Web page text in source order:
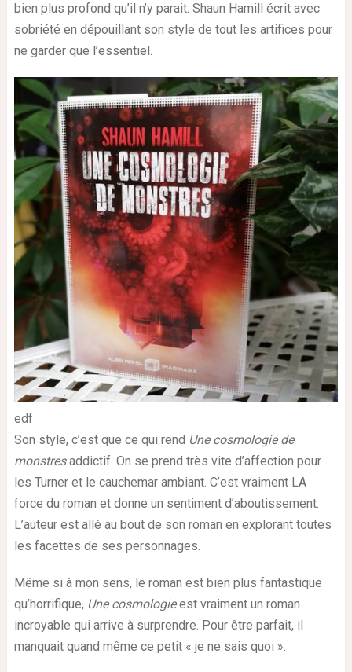
bien plus profond qu’il n’y parait. Shaun Hamill écrit avec
sobriété en dépouillant son style de tout les artifices pour
ne garder que l’essentiel.
edf
Son style, c’est que ce qui rend Une cosmologie de
monstresaddictif. On se prend très vite d’affection pour
les Turner et le cauchemar ambiant. C’est vraiment LA
force du roman et donne un sentiment d’aboutissement.
L’auteur est allé au bout de son roman en explorant toutes
les facettes de ses personnages.
Même si à mon sens, le roman est bien plus fantastique
qu’horrifique, Une cosmologieest vraiment un roman
incroyable qui arrive à surprendre. Pour être parfait, il
manquait quand même ce petit « je ne sais quoi ».